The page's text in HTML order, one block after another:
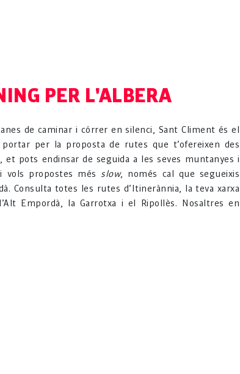
PER L'ALBERA
de caminar i córrer en silenci, Sant Climent és el
per la proposta de rutes que t’ofereixen des
et pots endinsar de seguida a les seves muntanyes i
vols propostes més slow, només cal que segueixis
Consulta totes les rutes d’Itinerànnia, la teva xarxa
Empordà, la Garrotxa i el Ripollès. Nosaltres en